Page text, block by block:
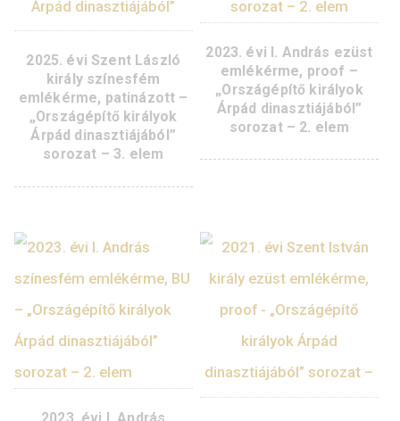
király színesfém
emlékérme, patinázott –
Árpád dinasztiájából”
2023. évi I. András
emlékérme, proof
Árpád
sorozat – 2. elem